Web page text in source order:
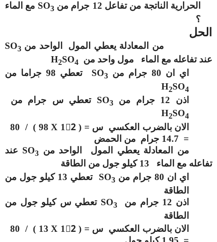
الحرارية الناتجة من تفاعل 12 جرام من
SO3
مع الماء
؟
الحل
من المعادلة يعطي المول الواحد من SO3
عند تفاعله مع الماء مول واحد من H2SO4
اي ان 80 جرام من SO3
تعطي 98 جراما من
H2SO4
اذن 12 جرام من SO3
تعطي س جرام من
H2SO4
الان بالضرب العكسي س = ( 12ْ X
= 14.7 جرام من الحمض
من المعادلة يعطي المول الواحد من
SO3
عند
تفاعله مع الماء 13 كيلو جول من الطاقة
اي ان 80 جرام من
SO3
تعطي 13 كيلو جول من
الطاقة
اذن 12 جرام من
SO3
تعطي س كيلو جول من
الطاقة
الان بالضرب العكسي س = ( 12ْ
X